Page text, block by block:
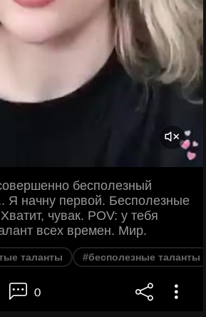
бесполезный
Я начну первой. Бесполезные
чувак. POV: у тебя
всех времен. Мир.
таланты #бесполезные таланты
0